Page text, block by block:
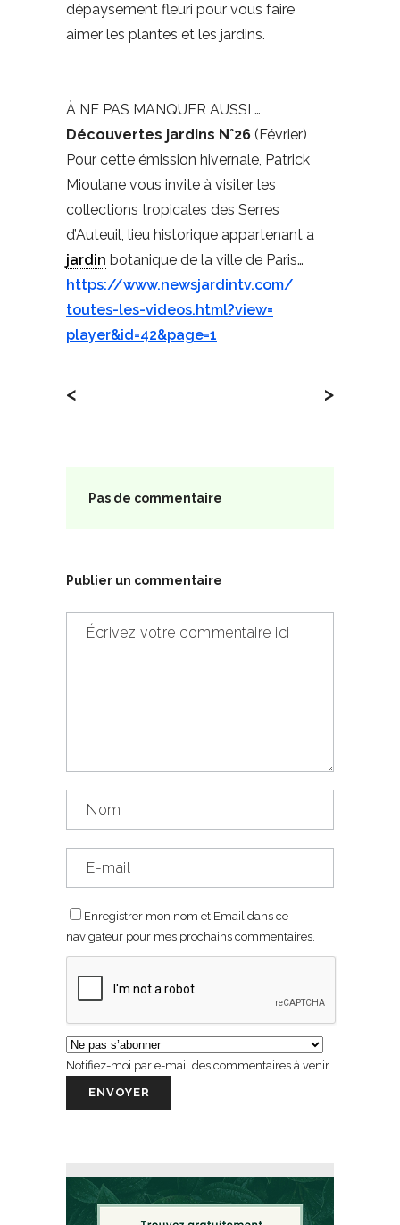
dépaysement fleuri pour vous faire
aimer les plantes et les jardins.
À NE PAS MANQUER AUSSI …
Découvertes jardins N°26 (Février)
Pour cette émission hivernale, Patrick
Mioulane vous invite à visiter les
collections tropicales des Serres
d’Auteuil, lieu historique appartenant a
jardin botanique de la ville de Paris…
https://www.newsjardintv.com/
toutes-les-videos.html?view=
player&id=42&page=1
< >
Pas de commentaire
Publier un commentaire
Enregistrer mon nom et Email dans ce
navigateur pour mes prochains commentaires.
Notifiez-moi par e-mail des commentaires à venir.